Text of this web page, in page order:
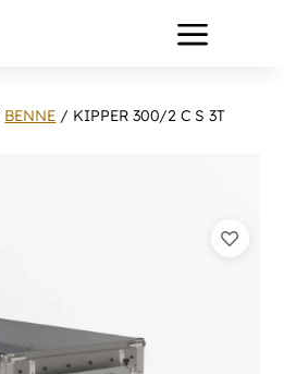
a
BENNE / KIPPER 300/2 C S 3T